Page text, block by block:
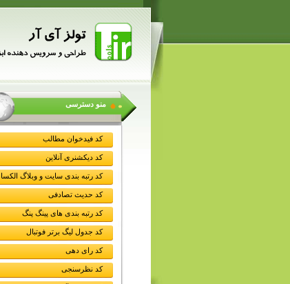
منو دسترسی
کد فیدخوان مطالب
کد دیکشنری آنلاین
کد رتبه بندی سایت و وبلاگ الکسا
کد حدیث تصادفی
کد رتبه بندی های پینگ پنگ
کد جدول لیگ برتر فوتبال
کد رای دهی
کد نظرسنجی